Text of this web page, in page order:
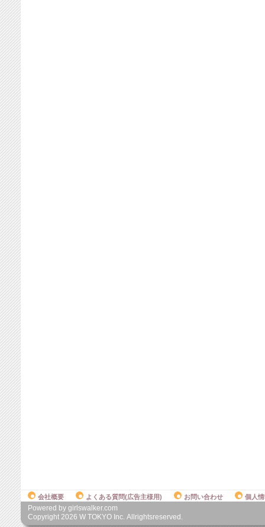
会社概要 よくある質問(広告主様用) お問い合わせ 個人
Powered by girlswalker.com
Copyright 2026 W TOKYO Inc. Allrightsreserved.